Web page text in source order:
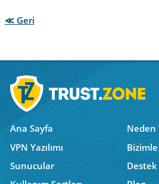
≪ Geri
Ana Sayfa
Neden
VPN Yazılımı
Sunucular
Destek